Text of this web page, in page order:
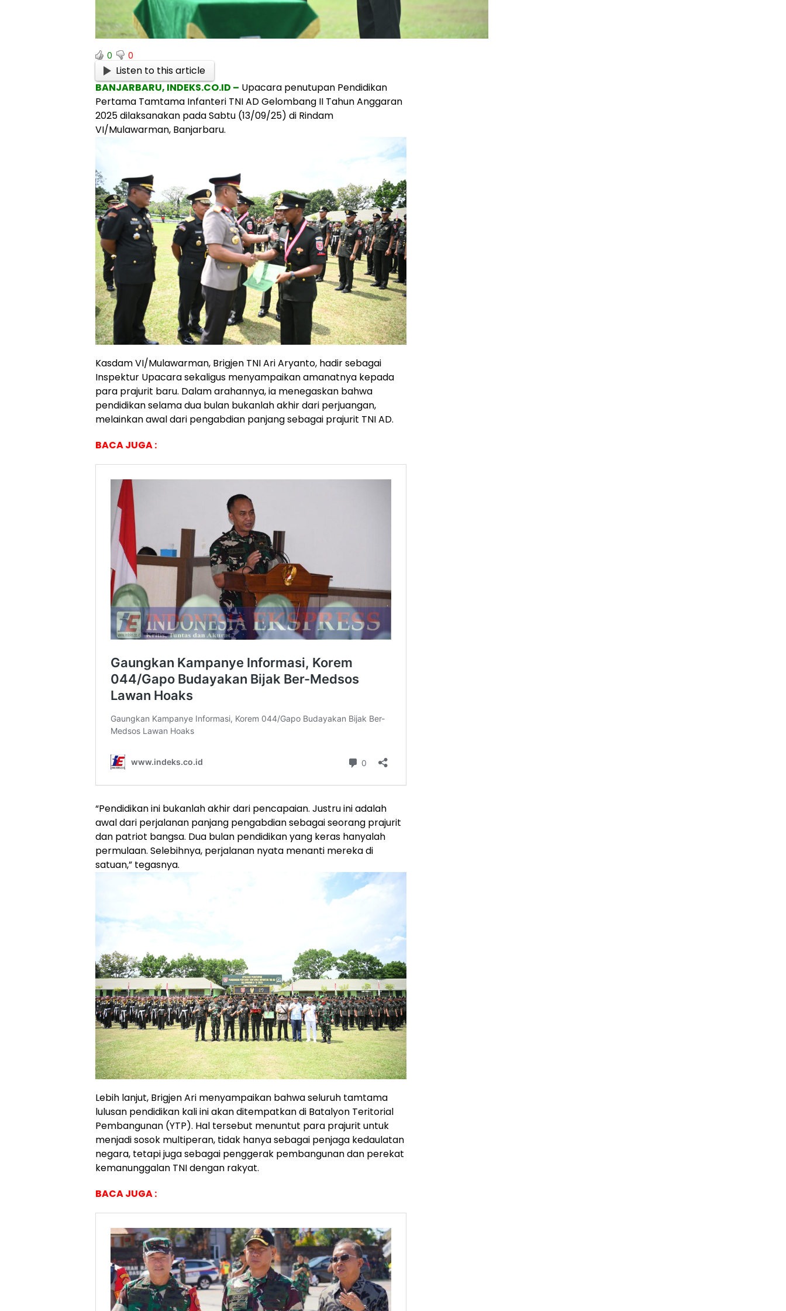
0 0
Listen to this article
BANJARBARU, INDEKS.CO.ID – Upacara penutupan Pendidikan
Pertama Tamtama Infanteri TNI AD Gelombang II Tahun Anggaran
2025 dilaksanakan pada Sabtu (13/09/25) di Rindam
VI/Mulawarman, Banjarbaru.
Kasdam VI/Mulawarman, Brigjen TNI Ari Aryanto, hadir sebagai
Inspektur Upacara sekaligus menyampaikan amanatnya kepada
para prajurit baru. Dalam arahannya, ia menegaskan bahwa
pendidikan selama dua bulan bukanlah akhir dari perjuangan,
melainkan awal dari pengabdian panjang sebagai prajurit TNI AD.
BACA JUGA :
“Pendidikan ini bukanlah akhir dari pencapaian. Justru ini adalah
awal dari perjalanan panjang pengabdian sebagai seorang prajurit
dan patriot bangsa. Dua bulan pendidikan yang keras hanyalah
permulaan. Selebihnya, perjalanan nyata menanti mereka di
satuan,” tegasnya.
Lebih lanjut, Brigjen Ari menyampaikan bahwa seluruh tamtama
lulusan pendidikan kali ini akan ditempatkan di Batalyon Teritorial
Pembangunan (YTP). Hal tersebut menuntut para prajurit untuk
menjadi sosok multiperan, tidak hanya sebagai penjaga kedaulatan
negara, tetapi juga sebagai penggerak pembangunan dan perekat
kemanunggalan TNI dengan rakyat.
BACA JUGA :